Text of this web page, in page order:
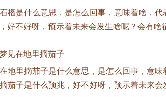
榴是什么意思，是怎么回事，意味着啥，
好不好呀，预示着未来会发生啥呢？会有啥
见在地里摘茄子
地里摘茄子是什么意思，是怎么回事，意
茄子是什么预兆，好不好呀，预示着未来会